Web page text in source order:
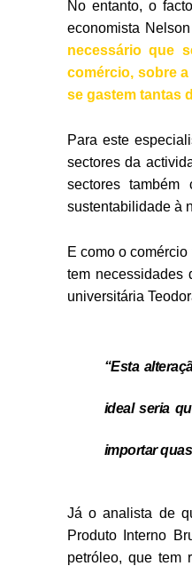
No entanto, o
economista
necessário que
comércio, sobre
se gastem tantas
Para este
sectores da
sectores
sustentabilidade à
E como o
tem necessidades
universitária
“Esta
ideal seria
importar
Já o analista de
Produto Interno
petróleo, que tem